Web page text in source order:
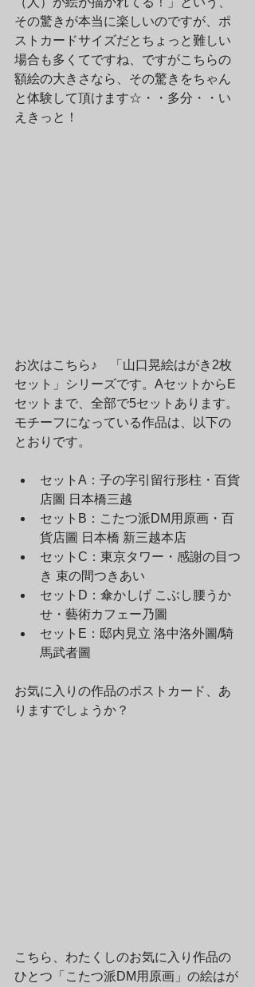
その驚きが本当に楽しいのですが、ポ
ストカードサイズだとちょっと難しい
場合も多くてですね、ですがこちらの
額絵の大きさなら、その驚きをちゃん
と体験して頂けます☆・・多分・・い
えきっと！
お次はこちら♪　「山口晃絵はがき2枚
セット」シリーズです。AセットからE
セットまで、全部で5セットあります。
モチーフになっている作品は、以下の
とおりです。
セットA：子の字引留行形柱・百貨
店圖 日本橋三越
セットB：こたつ派DM用原画・百
貨店圖 日本橋 新三越本店
セットC：東京タワー・感謝の目つ
き 束の間つきあい
セットD：傘かしげ こぶし腰うか
せ・藝術カフェー乃圖
セットE：邸内見立 洛中洛外圖/騎
馬武者圖
お気に入りの作品のポストカード、あ
りますでしょうか？
こちら、わたくしのお気に入り作品の
ひとつ「こたつ派DM用原画」の絵はが